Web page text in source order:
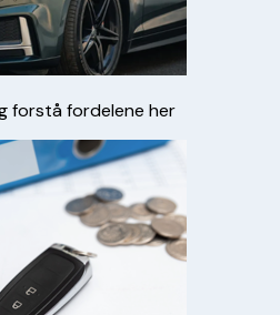
forstå fordelene her